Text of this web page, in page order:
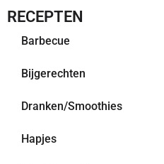
RECEPTEN
Barbecue
Bijgerechten
Dranken/Smoothies
Hapjes